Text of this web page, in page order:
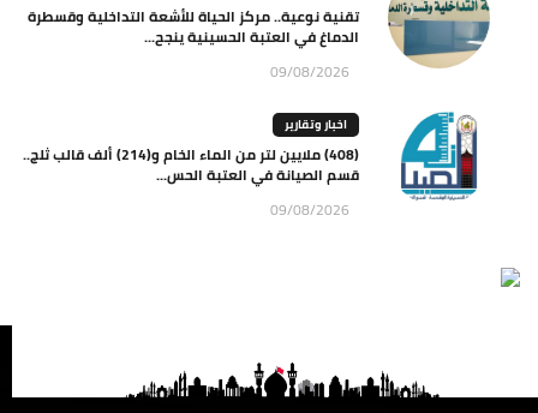
تقنية نوعية.. مركز الحياة للأشعة التداخلية وقسطرة
الدماغ في العتبة الحسينية ينجح...
09/08/2026
اخبار وتقارير
(408) ملايين لتر من الماء الخام و(214) ألف قالب ثلج..
قسم الصيانة في العتبة الحس...
09/08/2026